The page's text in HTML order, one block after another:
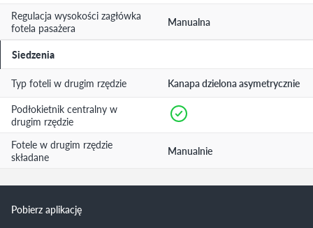
Regulacja wysokości zagłówka
fotela pasażera
Manualna
Siedzenia
Typ foteli w drugim rzędzie
Kanapa dzielona asymetrycznie
Podłokietnik centralny w
drugim rzędzie
Fotele w drugim rzędzie
składane
Manualnie
Pobierz aplikację